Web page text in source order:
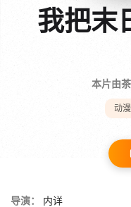
我把末
本片由
动漫
导演：
内详